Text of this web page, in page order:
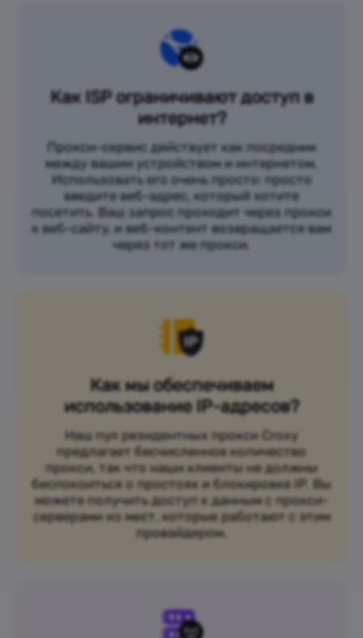
Как ISP ограничивают доступ в
интернет?
Прокси-сервис действует как посредник
между вашим устройством и интернетом.
Использовать его очень просто: просто
введите веб-адрес, который хотите
посетить. Ваш запрос проходит через прокси
к веб-сайту, и веб-контент возвращается вам
через тот же прокси.
Как мы обеспечиваем
использование IP-адресов?
Наш пул резидентных прокси Croxy
предлагает бесчисленное количество
прокси, так что наши клиенты не должны
беспокоиться о простоях и блокировке IP. Вы
можете получить доступ к данным с прокси-
серверами из мест, которые работают с этим
провайдером.